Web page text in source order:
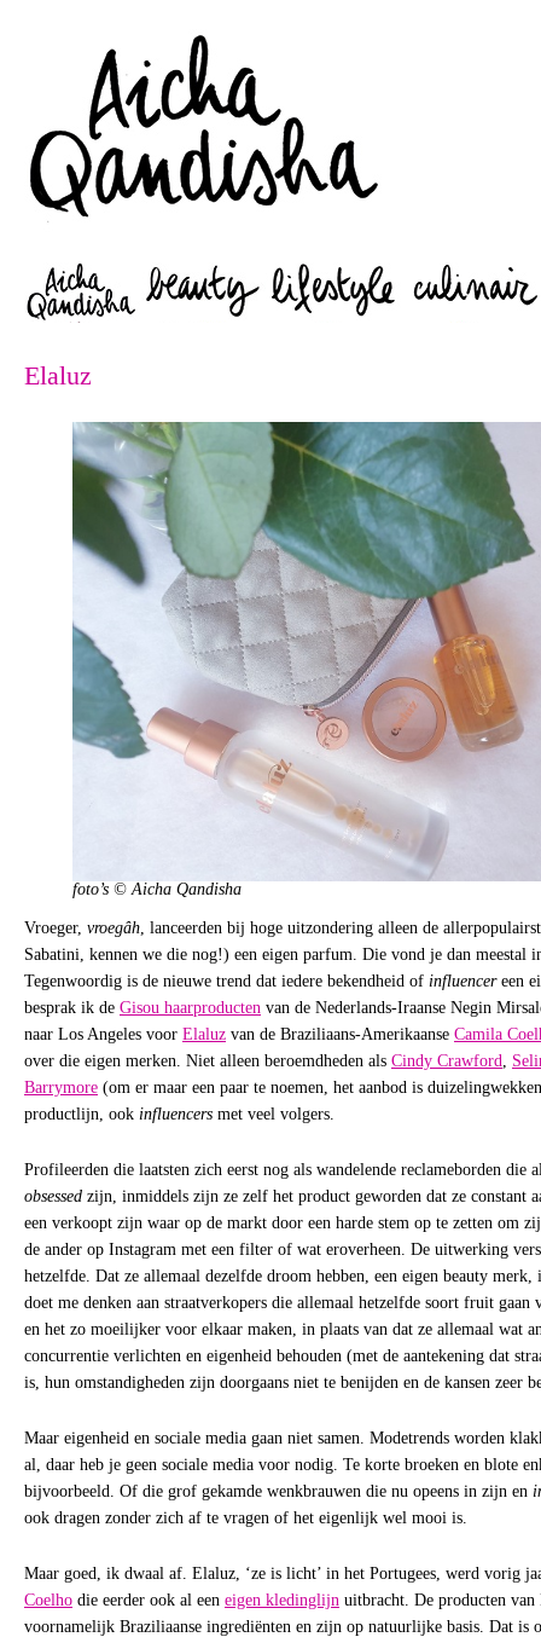
Elaluz
foto’s © Aicha Qandisha
Vroeger, vroegâh , lanceerden bij hoge uitzondering alleen de
Sabatini, kennen we die nog!) een eigen parfum. Die vond je dan meestal
Tegenwoordig is de nieuwe trend dat iedere bekendheid of influencereen
besprak ik de Gisou haarproducten van de Nederlands-Iraanse Negin
naar Los Angeles voor Elaluz van de Braziliaans-Amerikaanse Camila
over die eigen merken. Niet alleen beroemdheden als Cindy Crawford
Barrymore (om er maar een paar te noemen, het aanbod is
productlijn, ook influencers met veel volgers.
Profileerden die laatsten zich eerst nog als wandelende reclameborden die
obsessed zijn, inmiddels zijn ze zelf het product geworden dat ze constant
een verkoopt zijn waar op de markt door een harde stem op te zetten om
de ander op Instagram met een filter of wat eroverheen. De uitwerking
hetzelfde. Dat ze allemaal dezelfde droom hebben, een eigen beauty
doet me denken aan straatverkopers die allemaal hetzelfde soort fruit gaan
en het zo moeilijker voor elkaar maken, in plaats van dat ze allemaal wat
concurrentie verlichten en eigenheid behouden (met de aantekening dat
is, hun omstandigheden zijn doorgaans niet te benijden en de kansen zeer
Maar eigenheid en sociale media gaan niet samen. Modetrends worden
al, daar heb je geen sociale media voor nodig. Te korte broeken en blote
bijvoorbeeld. Of die grof gekamde wenkbrauwen die nu opeens in zijn en
ook dragen zonder zich af te vragen of het eigenlijk wel mooi is.
Maar goed, ik dwaal af. Elaluz, ‘ze is licht’ in het Portugees, werd vorig
Coelho die eerder ook al een eigen kledinglijn uitbracht. De producten
voornamelijk Braziliaanse ingrediënten en zijn op natuurlijke basis. Dat is